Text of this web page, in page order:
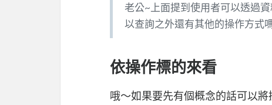
老公~上面提到使用者可以透過
以查詢之外還有其他的操作方式
依操作標的來看
哦～如果要先有個概念的話可以將